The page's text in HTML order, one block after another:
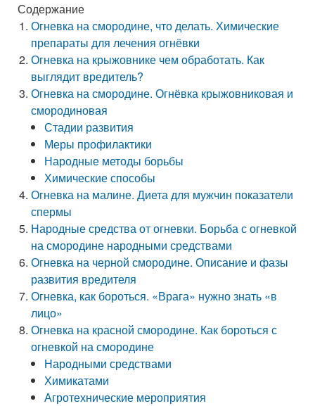
Содержание
Огневка на смородине, что делать. Химические
препараты для лечения огнёвки
Огневка на крыжовнике чем обработать. Как
выглядит вредитель?
Огневка на смородине. Огнёвка крыжовниковая и
смородиновая
Стадии развития
Меры профилактики
Народные методы борьбы
Химические способы
Огневка на малине. Диета для мужчин показатели
спермы
Народные средства от огневки. Борьба с огневкой
на смородине народными средствами
Огневка на черной смородине. Описание и фазы
развития вредителя
Огневка, как бороться. «Врага» нужно знать «в
лицо»
Огневка на красной смородине. Как бороться с
огневкой на смородине
Народными средствами
Химикатами
Агротехнические мероприятия